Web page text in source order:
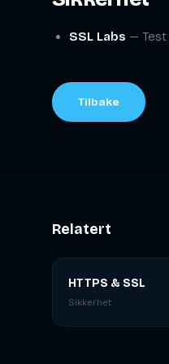
SSL Labs — Test
Tilbake
Relatert
HTTPS & SSL
Sikkerhet